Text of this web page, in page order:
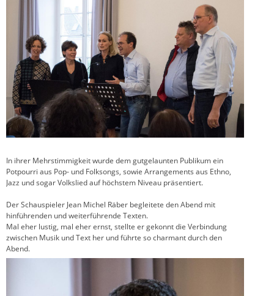
In ihrer Mehrstimmigkeit wurde dem gutgelaunten Publikum ein
Potpourri aus Pop- und Folksongs, sowie Arrangements aus Ethno,
Jazz und sogar Volkslied auf höchstem Niveau präsentiert.
Der Schauspieler Jean Michel Räber begleitete den Abend mit
hinführenden und weiterführende Texten.
Mal eher lustig, mal eher ernst, stellte er gekonnt die Verbindung
zwischen Musik und Text her und führte so charmant durch den
Abend.